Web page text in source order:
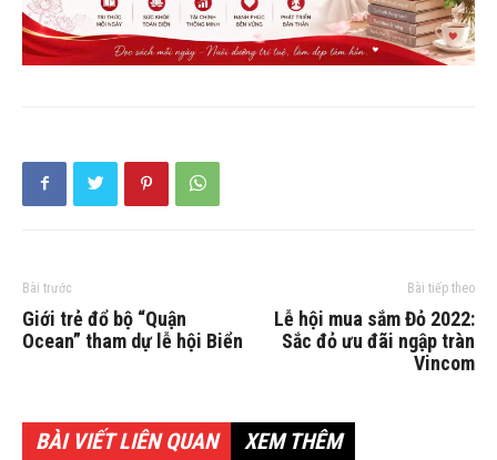
Bài trước
Giới trẻ đổ bộ “Quận
Ocean” tham dự lễ hội Biển
Bài tiếp theo
Lễ hội mua sắm Đỏ 2022:
Sắc đỏ ưu đãi ngập tràn
Vincom
BÀI VIẾT LIÊN QUAN XEM THÊM